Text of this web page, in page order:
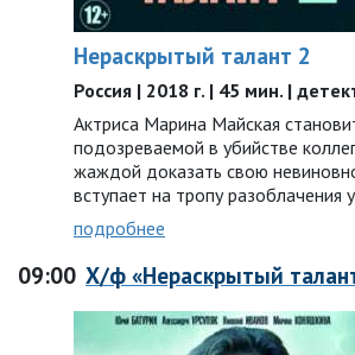
Нераскрытый талант 2
Россия | 2018 г. | 45 мин. |
Актриса Марина Майская
подозреваемой в убийстве
жаждой доказать свою
вступает на тропу разоблачения
подробнее
09:00 Х/ф «Нераскрытый